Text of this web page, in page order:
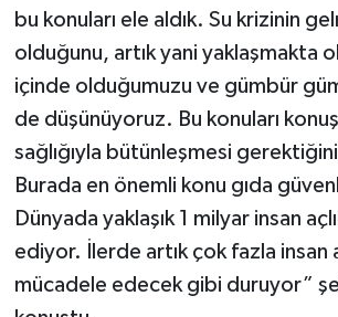
bu konuları ele aldık. Su krizinin
olduğunu, artık yani yaklaşmakta
içinde olduğumuzu ve gümbür
de düşünüyoruz. Bu konuları
sağlığıyla bütünleşmesi
Burada en önemli konu gıda
Dünyada yaklaşık 1 milyar insan
ediyor. İlerde artık çok fazla insan
mücadele edecek gibi duruyor”